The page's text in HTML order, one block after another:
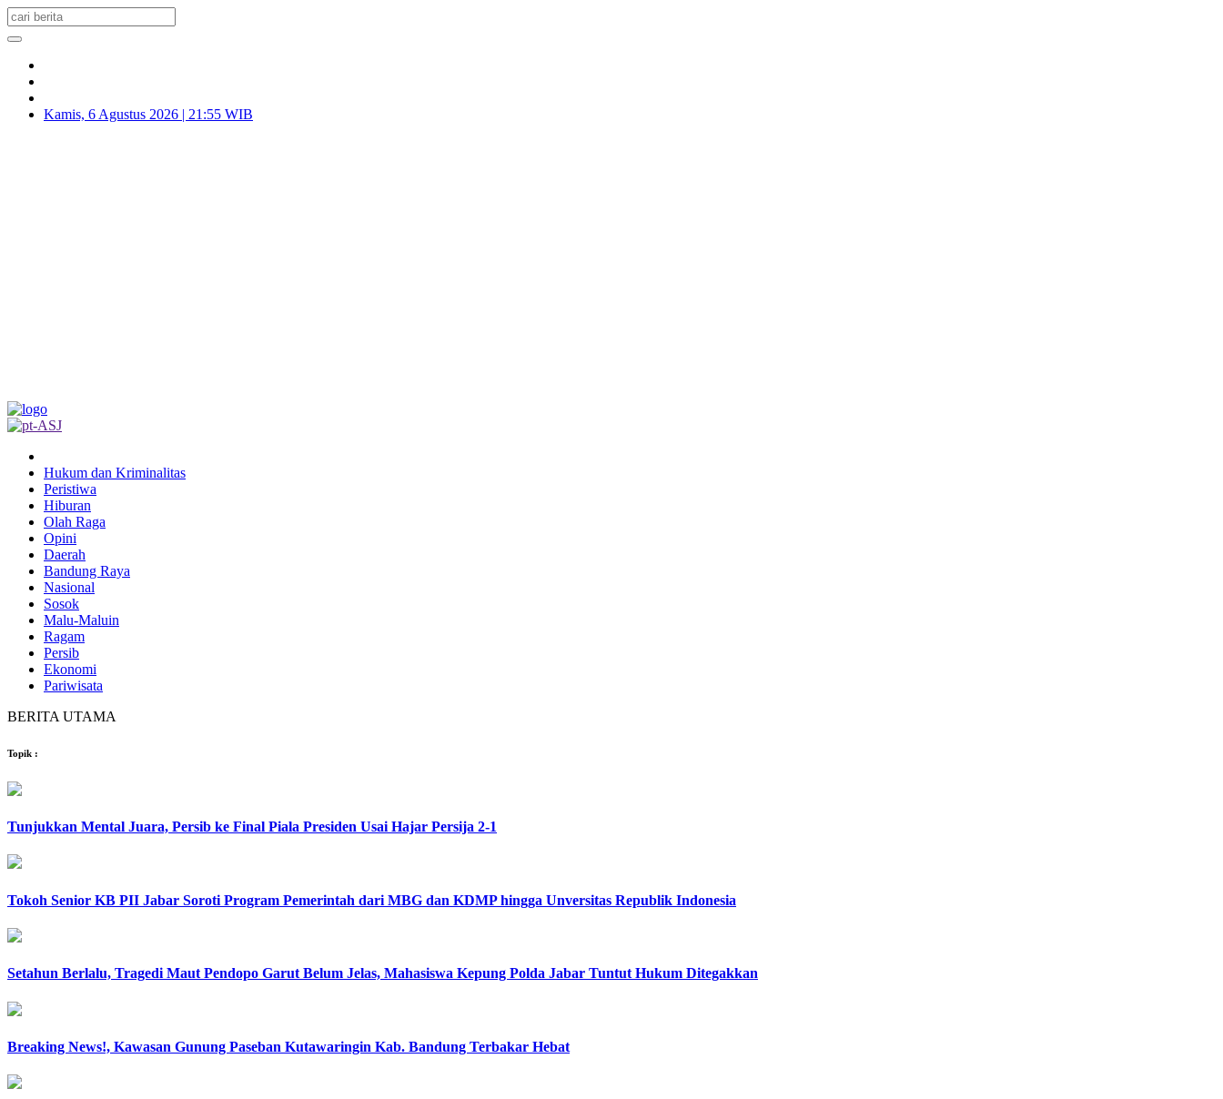
Kamis, 6 Agustus 2026 | 21:55 WIB
Hukum dan Kriminalitas
Peristiwa
Hiburan
Olah Raga
Opini
Daerah
Bandung Raya
Nasional
Sosok
Malu-Maluin
Ragam
Persib
Ekonomi
Pariwisata
BERITA UTAMA
Topik :
Tunjukkan Mental Juara, Persib ke Final Piala Presiden Usai Hajar Persija 2-1
Tokoh Senior KB PII Jabar Soroti Program Pemerintah dari MBG dan KDMP hingga Unversitas Republik Indonesia
Setahun Berlalu, Tragedi Maut Pendopo Garut Belum Jelas, Mahasiswa Kepung Polda Jabar Tuntut Hukum Ditegakkan
Breaking News!, Kawasan Gunung Paseban Kutawaringin Kab. Bandung Terbakar Hebat